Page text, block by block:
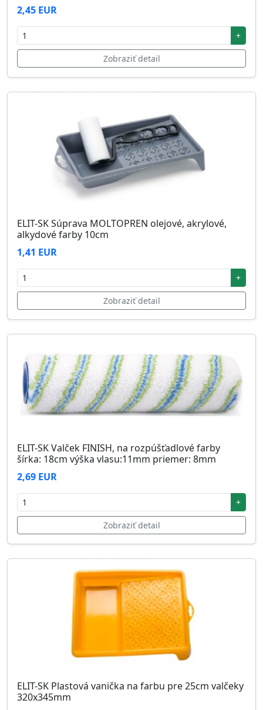
2,45 EUR
+
Zobraziť detail
ELIT-SK Súprava MOLTOPREN olejové, akrylové,
alkydové farby 10cm
1,41 EUR
+
Zobraziť detail
ELIT-SK Valček FINISH, na rozpúšťadlové farby
šírka: 18cm výška vlasu:11mm priemer: 8mm
2,69 EUR
+
Zobraziť detail
ELIT-SK Plastová vanička na farbu pre 25cm valčeky
320x345mm